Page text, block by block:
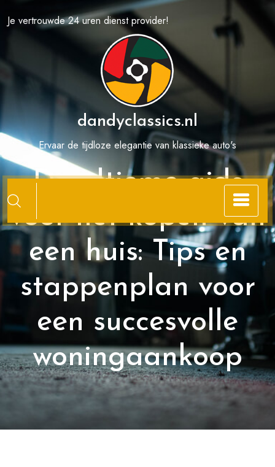
naar
inhoud
Je vertrouwde 24 uren dienst provider!
dandyclassics.nl
Ervaar de tijdloze elegantie van klassieke auto's
De ultieme gids
voor het kopen van
een huis: Tips en
stappenplan voor
een succesvolle
woningaankoop